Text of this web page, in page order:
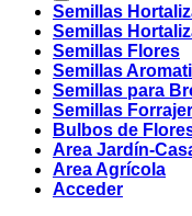
Semillas
Semillas
Semillas Flores
Semillas
Semillas para
Semillas
Bulbos de
Area Jardín-
Area Agrícola
Acceder